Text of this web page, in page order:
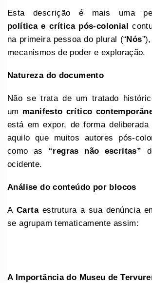
Esta descrição é mais uma
política e crítica pós-colonial
na primeira pessoa do plural (“ Nós
mecanismos de poder e exploração.
Natureza do documento
Não se trata de um tratado
um manifesto crítico
está em expor, de forma deliberada
aquilo que muitos autores pós-
como as “regras não escritas”
ocidente.
Análise do conteúdo por blocos
ACartaestrutura a sua denúncia
se agrupam tematicamente assim:
A Importância do Museu de